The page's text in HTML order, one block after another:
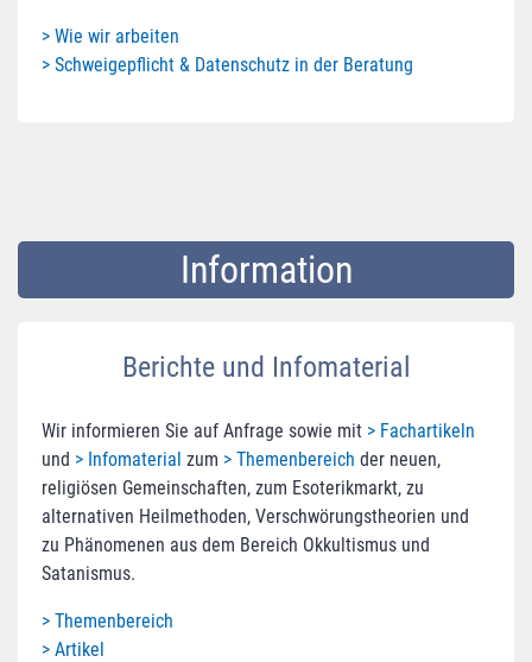
> Wie wir arbeiten
> Schweigepflicht & Datenschutz in der Beratung
Information
Berichte und Infomaterial
Wir informieren Sie auf Anfrage sowie mit > Fachartikeln
und > Infomaterial zum > Themenbereich der neuen,
religiösen Gemeinschaften, zum Esoterikmarkt, zu
alternativen Heilmethoden, Verschwörungstheorien und
zu Phänomenen aus dem Bereich Okkultismus und
Satanismus.
> Themenbereich
> Artikel